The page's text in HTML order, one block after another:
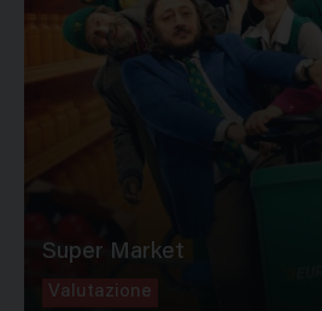
Super Market
Valutazione